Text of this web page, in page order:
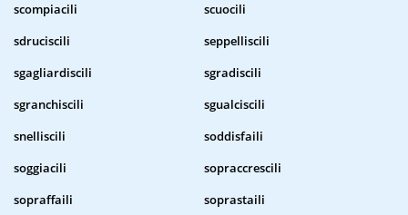
scompiacili
scuocili
sdruciscili
seppelliscili
sgagliardiscili
sgradiscili
sgranchiscili
sgualciscili
snelliscili
soddisfaili
soggiacili
sopraccrescili
sopraffaili
soprastaili